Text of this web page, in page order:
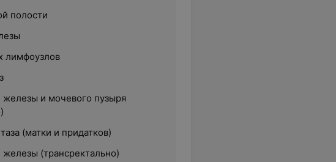
полости
лимфоузлов
и мочевого пузыря
(матки и придатков)
(трансректально)